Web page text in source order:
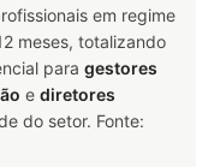
em regime
meses, totalizando
para gestores
e diretores
do setor. Fonte: